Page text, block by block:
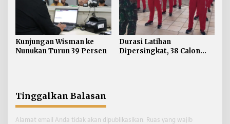
Kunjungan Wisman ke
Nunukan Turun 39 Persen
Durasi Latihan
Dipersingkat, 38 Calon
Tinggalkan Balasan
Alamat email Anda tidak akan dipublikasikan. Ruas yang wajib